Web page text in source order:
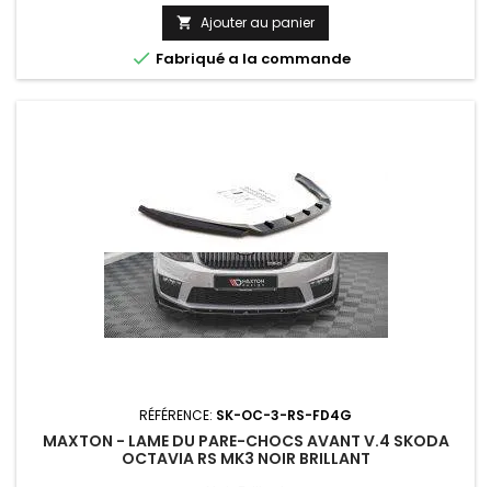
 Ajouter au panier
 Fabriqué a la commande
RÉFÉRENCE: SK-OC-3-RS-FD4G
MAXTON - LAME DU PARE-CHOCS AVANT V.4 SKODA
OCTAVIA RS MK3 NOIR BRILLANT